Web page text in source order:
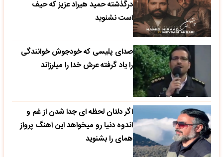
درگذشته حمید هیراد عزیز که حیف
است نشنوید
صدای پلیسی که خودجوش خوانندگی
را یاد گرفته عرش خدا را میلرزاند
اگر دلتان لحظه ای جدا شدن از غم و
اندوه دنیا رو میخواهد این آهنگ پرواز
همای را بشنوید